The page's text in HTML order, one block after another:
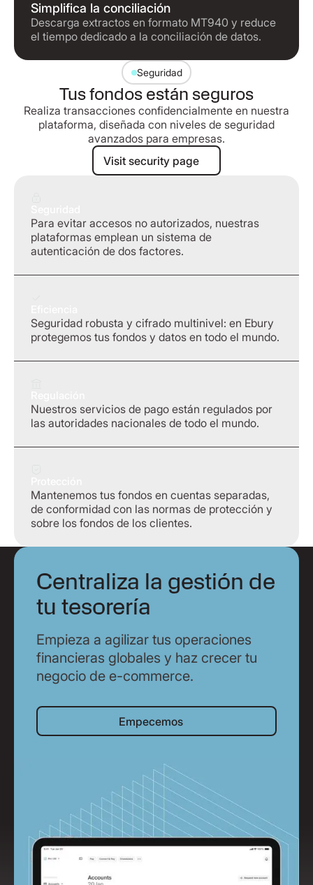
Simplifica la conciliación
Descarga extractos en formato MT940 y reduce
el tiempo dedicado a la conciliación de datos.
Seguridad
Tus fondos están seguros
Realiza transacciones confidencialmente en nuestra
plataforma, diseñada con niveles de seguridad
avanzados para empresas.
Visit security page
Visit security page
Para evitar accesos no autorizados, nuestras
plataformas emplean un sistema de
autenticación de dos factores.
Seguridad robusta y cifrado multinivel: en Ebury
protegemos tus fondos y datos en todo el mundo.
Nuestros servicios de pago están regulados por
las autoridades nacionales de todo el mundo.
Mantenemos tus fondos en cuentas separadas,
de conformidad con las normas de protección y
sobre los fondos de los clientes.
Centraliza la gestión de
tu tesorería
Empieza a agilizar tus operaciones
financieras globales y haz crecer tu
negocio de e-commerce.
Empecemos
Empecemos